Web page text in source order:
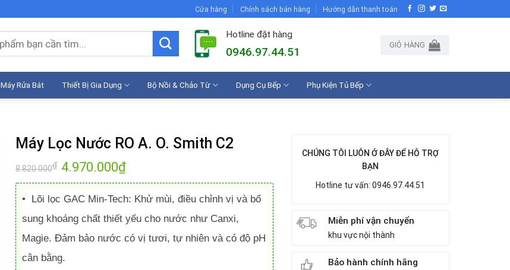
Cửa hàng Chính sách bán hàng Hướng dẫn thanh toán
Hotline đặt hàng
0946.97.44.51
GIỎ HÀNG
Máy Rửa Bát Thiết Bị Gia Dụng Bộ Nồi & Chảo Từ Dụng Cụ Bếp Phụ Kiện Tủ Bếp
Máy Lọc Nước RO A. O. Smith C2
8.820.000₫
Giá
gốc
là:
4.970.000₫Giá
hiện
tại
4.970.000₫.
• Lõi lọc GAC Min-Tech: Khử mùi, điều chỉnh vị và bổ
sung khoáng chất thiết yếu cho nước như Canxi,
Magie. Đảm bảo nước có vị tươi, tự nhiên và có độ pH
cân bằng.
CHÚNG TÔI LUÔN Ở ĐÂY ĐỂ HỖ TRỢ
BẠN
Hotline tư vấn: 0946.97.44.51
Miễn phí vận chuyển
khu vực nội thành
Bảo hành chính hãng